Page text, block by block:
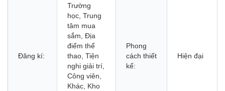
Đăng kí:
Trường
học, Trung
tâm mua
sắm, Địa
điểm thể
thao, Tiện
nghi giải trí,
Công viên,
Khác, Kho
Phong
cách thiết
kế:
Hiện đại